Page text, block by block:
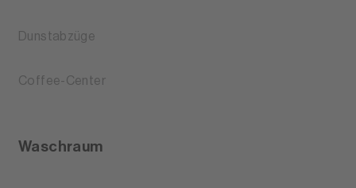
Dunstabzüge
Coffee-Center
Waschraum